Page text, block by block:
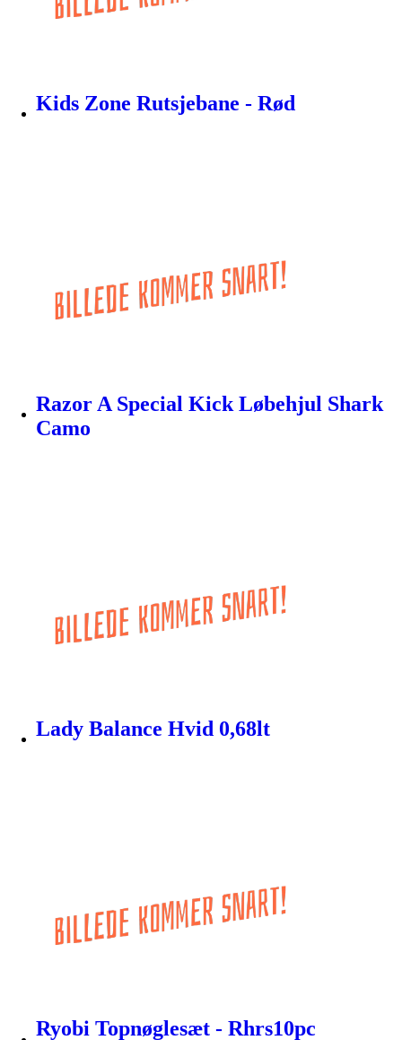
Kids Zone Rutsjebane - Rød
Razor A Special Kick Løbehjul Shark
Camo
Lady Balance Hvid 0,68lt
Ryobi Topnøglesæt - Rhrs10pc